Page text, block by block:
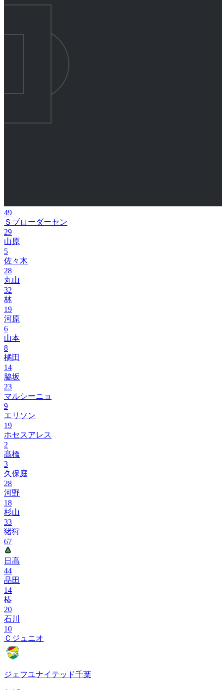
49
Ｓブローダーセン
29
山原
5
佐々木
28
丸山
32
林
19
河原
6
山本
8
橘田
14
脇坂
23
マルシーニョ
9
エリソン
19
ホセスアレス
2
髙橋
3
久保庭
28
河野
18
杉山
33
猪狩
67
日高
44
品田
14
椿
20
石川
10
Ｃジュニオ
ジェフユナイテッド千葉